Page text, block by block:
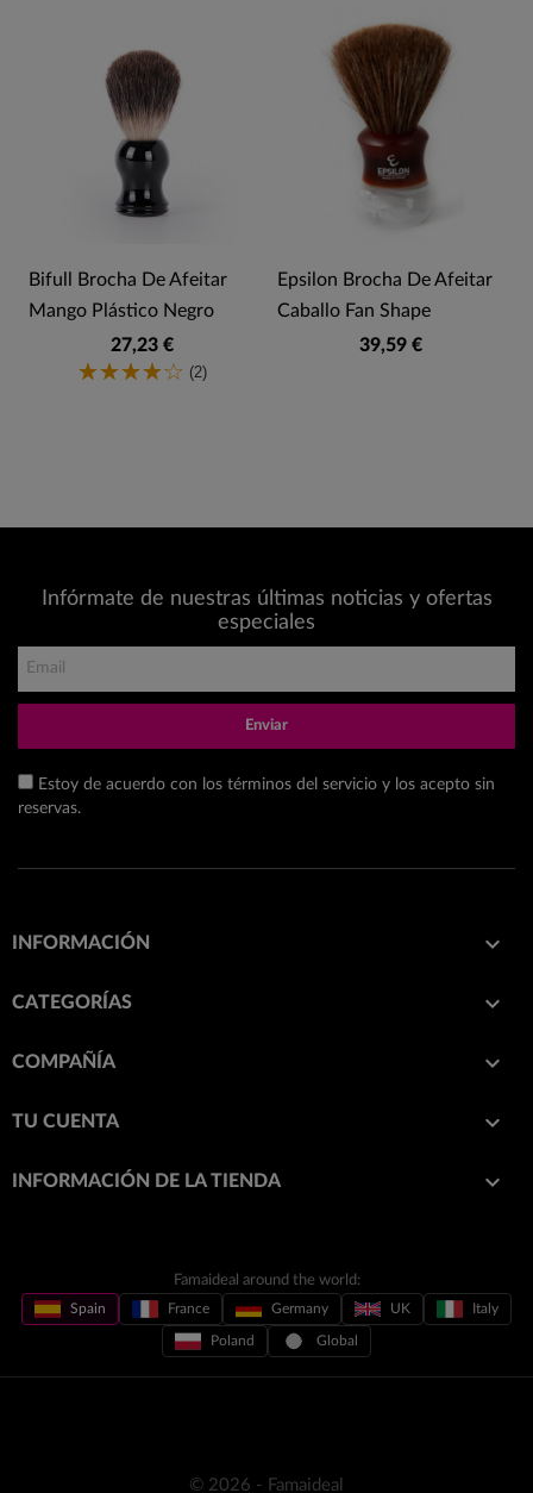
Bifull Brocha De Afeitar
Mango Plástico Negro
27,23 €
(2)
Epsilon Brocha De Afeitar
Caballo Fan Shape
39,59 €
Infórmate de nuestras últimas noticias y ofertas
especiales
Enviar
Estoy de acuerdo con los términos del servicio y los acepto sin
reservas.
INFORMACIÓN 
CATEGORÍAS 
COMPAÑÍA 
TU CUENTA 
INFORMACIÓN DE LA TIENDA keyboard_arrow_down
Famaideal around the world:
Spain France Germany UK Italy
Poland Global
© 2026 - Famaideal